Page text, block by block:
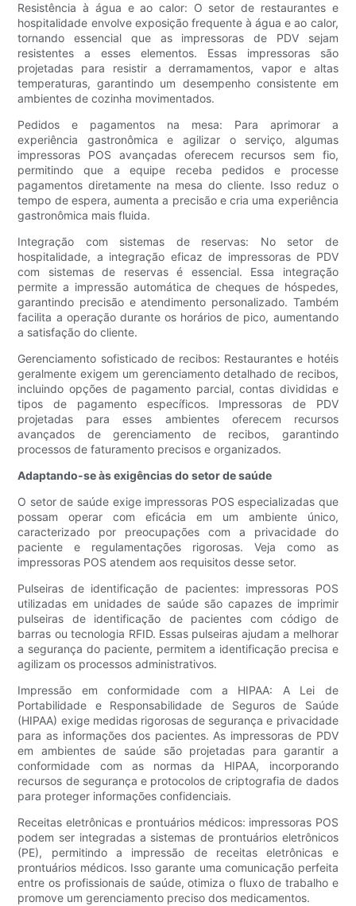
Resistência à água e ao calor: O setor de restaurantes e
hospitalidade envolve exposição frequente à água e ao calor,
tornando essencial que as impressoras de PDV sejam
resistentes a esses elementos. Essas impressoras são
projetadas para resistir a derramamentos, vapor e altas
temperaturas, garantindo um desempenho consistente em
ambientes de cozinha movimentados.
Pedidos e pagamentos na mesa: Para aprimorar a
experiência gastronômica e agilizar o serviço, algumas
impressoras POS avançadas oferecem recursos sem fio,
permitindo que a equipe receba pedidos e processe
pagamentos diretamente na mesa do cliente. Isso reduz o
tempo de espera, aumenta a precisão e cria uma experiência
gastronômica mais fluida.
Integração com sistemas de reservas: No setor de
hospitalidade, a integração eficaz de impressoras de PDV
com sistemas de reservas é essencial. Essa integração
permite a impressão automática de cheques de hóspedes,
garantindo precisão e atendimento personalizado. Também
facilita a operação durante os horários de pico, aumentando
a satisfação do cliente.
Gerenciamento sofisticado de recibos: Restaurantes e hotéis
geralmente exigem um gerenciamento detalhado de recibos,
incluindo opções de pagamento parcial, contas divididas e
tipos de pagamento específicos. Impressoras de PDV
projetadas para esses ambientes oferecem recursos
avançados de gerenciamento de recibos, garantindo
processos de faturamento precisos e organizados.
Adaptando-se às exigências do setor de saúde
O setor de saúde exige impressoras POS especializadas que
possam operar com eficácia em um ambiente único,
caracterizado por preocupações com a privacidade do
paciente e regulamentações rigorosas. Veja como as
impressoras POS atendem aos requisitos desse setor.
Pulseiras de identificação de pacientes: impressoras POS
utilizadas em unidades de saúde são capazes de imprimir
pulseiras de identificação de pacientes com código de
barras ou tecnologia RFID. Essas pulseiras ajudam a melhorar
a segurança do paciente, permitem a identificação precisa e
agilizam os processos administrativos.
Impressão em conformidade com a HIPAA: A Lei de
Portabilidade e Responsabilidade de Seguros de Saúde
(HIPAA) exige medidas rigorosas de segurança e privacidade
para as informações dos pacientes. As impressoras de PDV
em ambientes de saúde são projetadas para garantir a
conformidade com as normas da HIPAA, incorporando
recursos de segurança e protocolos de criptografia de dados
para proteger informações confidenciais.
Receitas eletrônicas e prontuários médicos: impressoras POS
podem ser integradas a sistemas de prontuários eletrônicos
(PE), permitindo a impressão de receitas eletrônicas e
prontuários médicos. Isso garante uma comunicação perfeita
entre os profissionais de saúde, otimiza o fluxo de trabalho e
promove um gerenciamento preciso dos medicamentos.